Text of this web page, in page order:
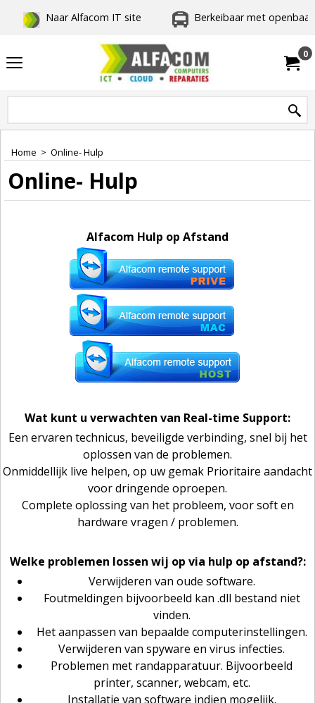
Naar Alfacom IT site Berkeibaar met
0
Home > Online- Hulp
Online- Hulp
Alfacom Hulp op Afstand
Wat kunt u verwachten van Real-time Support:
Een ervaren technicus, beveiligde verbinding, snel bij het
oplossen van de problemen.
Onmiddellijk live helpen, op uw gemak Prioritaire aandacht
voor dringende oproepen.
Complete oplossing van het probleem, voor soft en
hardware vragen / problemen.
Welke problemen lossen wij op via hulp op afstand?:
Verwijderen van oude software.
Foutmeldingen bijvoorbeeld kan .dll bestand niet
vinden.
Het aanpassen van bepaalde computerinstellingen.
Verwijderen van spyware en virus infecties.
Problemen met randapparatuur. Bijvoorbeeld
printer, scanner, webcam, etc.
Installatie van software indien mogelijk.